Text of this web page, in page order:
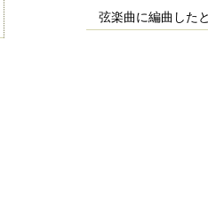
弦楽曲に編曲した